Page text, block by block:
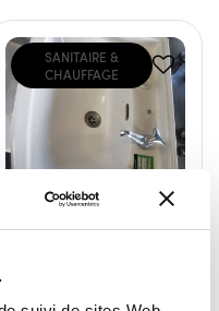
SANITAIRE &
CHAUFFAGE